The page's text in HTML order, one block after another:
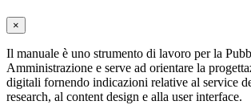
×
Il manuale è uno strumento di lavoro per la
Amministrazione e serve ad orientare la
digitali fornendo indicazioni relative al service
research, al content design e alla user interface.